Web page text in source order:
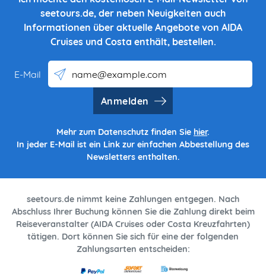
seetours.de, der neben Neuigkeiten auch
Informationen über aktuelle Angebote von AIDA
Cruises und Costa enthält, bestellen.
E-Mail
Anmelden
Mehr zum Datenschutz finden Sie hier.
In jeder E-Mail ist ein Link zur einfachen Abbestellung des
Newsletters enthalten.
seetours.de nimmt keine Zahlungen entgegen. Nach
Abschluss Ihrer Buchung können Sie die Zahlung direkt beim
Reiseveranstalter (AIDA Cruises oder Costa Kreuzfahrten)
tätigen. Dort können Sie sich für eine der folgenden
Zahlungsarten entscheiden: